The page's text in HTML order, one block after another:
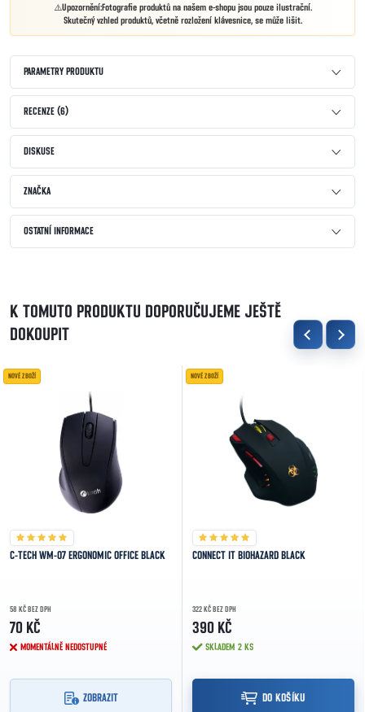
Upozornění:Fotografie produktů na našem e-shopu jsou pouze ilustrační.
Skutečný vzhled produktů, včetně rozložení klávesnice, se může lišit.
PARAMETRY PRODUKTU
RECENZE (6)
DISKUSE
ZNAČKA
OSTATNÍ INFORMACE
K TOMUTO PRODUKTU DOPORUČUJEME JEŠTĚ
DOKOUPIT
NOVÉ ZBOŽÍ
C-TECH WM-07 ERGONOMIC OFFICE BLACK
58 KČ BEZ DPH
70 KČ
MOMENTÁLNĚ NEDOSTUPNÉ
ZOBRAZIT
NOVÉ ZBOŽÍ
CONNECT IT BIOHAZARD BLACK
322 KČ BEZ DPH
390 KČ
SKLADEM 2 KS
DO KOŠÍKU